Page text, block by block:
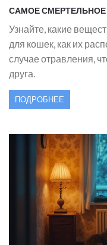
САМОЕ
Узнайте, какие
для кошек, как их
случае отравления,
друга.
ПОДРОБНЕЕ